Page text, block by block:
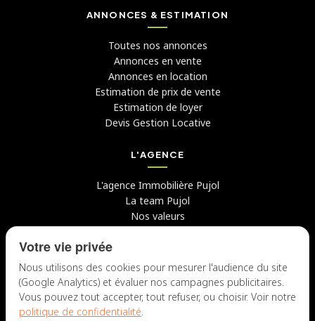
ANNONCES & ESTIMATION
Toutes nos annonces
Annonces en vente
Annonces en location
Estimation de prix de vente
Estimation de loyer
Devis Gestion Locative
L'AGENCE
L'agence Immobilière Pujol
La team Pujol
Nos valeurs
Candidater chez nous
NOUS CONTACTER
Votre vie privée
Nous utilisons des cookies pour mesurer l'audience du site
(Google Analytics) et évaluer nos campagnes publicitaires.
Vous pouvez tout accepter, tout refuser, ou choisir. Voir notre
politique de confidentialité.